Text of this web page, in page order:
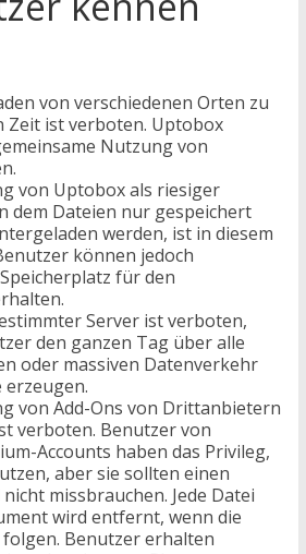
von verschiedenen Orten zu
Zeit ist verboten. Uptobox
Nutzung von
von Uptobox als riesiger
dem Dateien nur gespeichert
werden, ist in diesem
können jedoch
für den
Server ist verboten,
den ganzen Tag über alle
oder massiven Datenverkehr
von Add-Ons von Drittanbietern
verboten. Benutzer von
Accounts haben das Privileg,
aber sie sollten einen
missbrauchen. Jede Datei
wird entfernt, wenn die
Benutzer erhalten